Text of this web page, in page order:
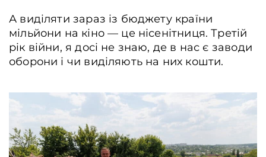
А виділяти зараз із бюджету країни
мільйони на кіно — це нісенітниця. Третій
рік війни, я досі не знаю, де в нас є заводи
оборони і чи виділяють на них кошти.